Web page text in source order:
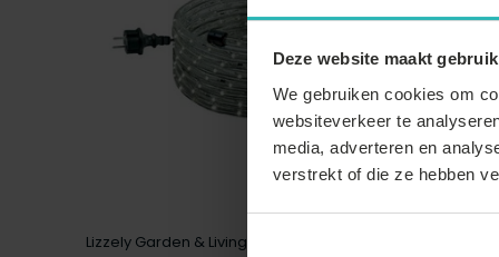
Deze website maakt
We gebruiken cookies om
websiteverkeer te
media, adverteren en
verstrekt of die ze hebben
Lizzely Garden & Living